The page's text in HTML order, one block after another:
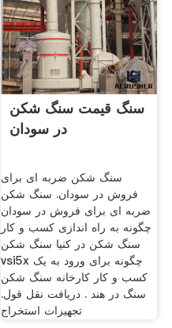
سنگ قیمت سنگ شکن
در سودان
سنگ شکن ضربه ای برای
فروش در سودان. سنگ شکن
ضربه ای برای فروش در سودان
چگونه به راه اندازی کسب و کار
سنگ شکن در کنیا سنگ شکن
vsi5x چگونه برای ورود به یک
کسب و کار کارخانه سنگ شکن
سنگ در هند . دریافت نقل قول.
تجهیزات استخراج